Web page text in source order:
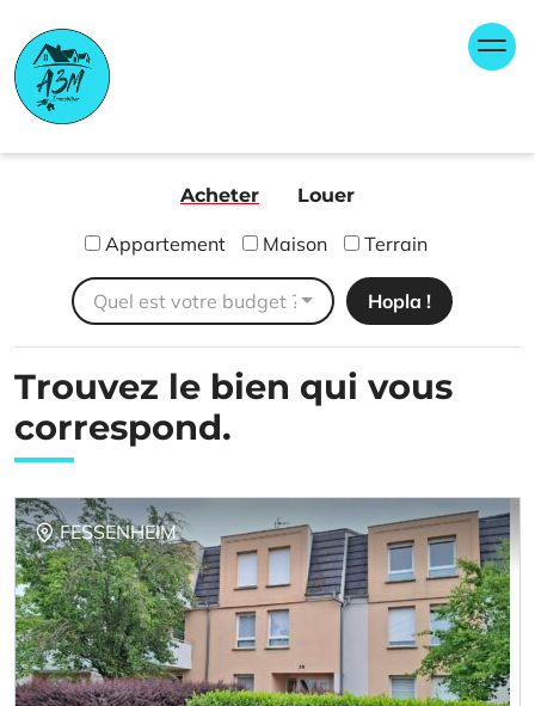
content
A3M Immobilier
Agence immobilière FNAIM Bantzenheim Rixheim
Ensisheim
Acheter Louer
Appartement Maison Terrain
Quel est votre budget ?
Trouvez le bien qui vous
correspond.
FESSENHEIM